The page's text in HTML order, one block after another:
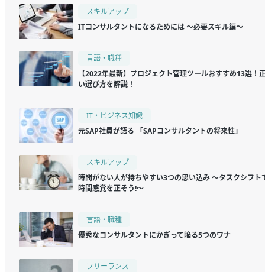
スキルアップ
ITコンサルタントになるためには ～必要スキル編～
言語・職種
【2022年最新】プロジェクト管理ツールおすすめ13選！
い選び方を解説！
IT・ビジネス知識
元SAP社員が語る 「SAPコンサルタントの将来性」
スキルアップ
時間がない人が持ちやすい3つの思い込み ～タスクシフト
時間感覚を正そう!～
言語・職種
優秀なコンサルタントにかぎって陥る5つのワナ
フリーランス